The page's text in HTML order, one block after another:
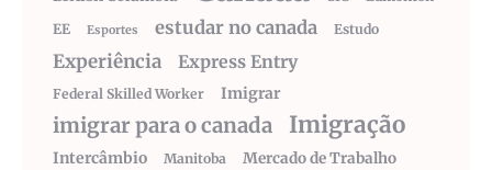
EE
Esportes estudar no canada Estudo
Experiência Express Entry
Federal Skilled Worker Imigrar
imigrar para o canada Imigração
Intercâmbio Manitoba Mercado de Trabalho